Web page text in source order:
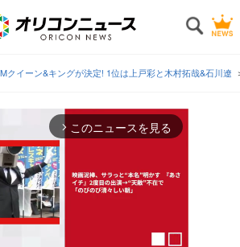
クイーン&キングが決定! 1位は上戸彩と木村拓哉&石川遼
arrow_forward_ios このニュースを見る